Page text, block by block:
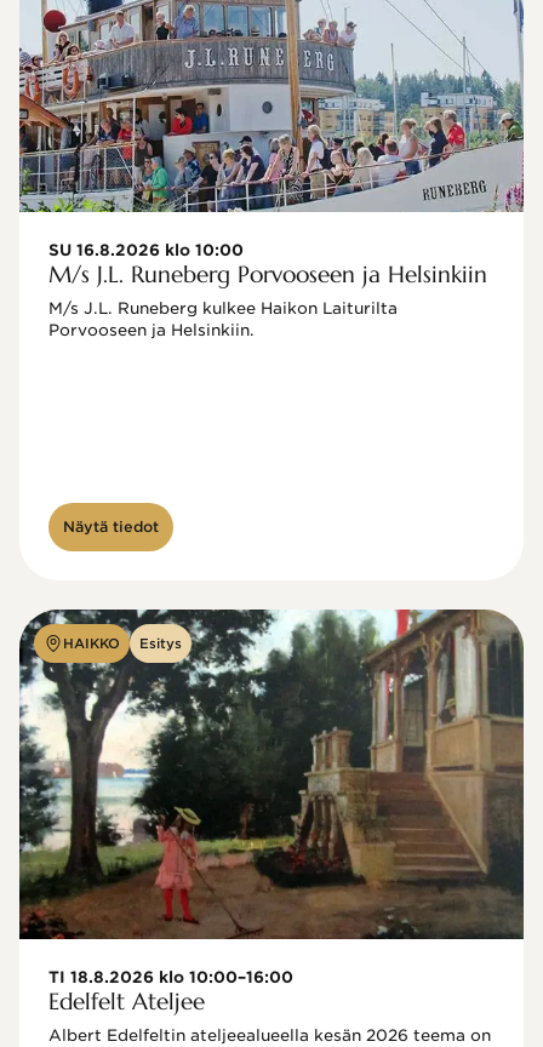
SU 16.8.2026 klo 10:00
M/s J.L. Runeberg Porvooseen ja Helsinkiin
M/s J.L. Runeberg kulkee Haikon Laiturilta
Porvooseen ja Helsinkiin.
Näytä tiedot
HAIKKO Esitys
TI 18.8.2026 klo 10:00–16:00
Edelfelt Ateljee
Albert Edelfeltin ateljeealueella kesän 2026 teema on